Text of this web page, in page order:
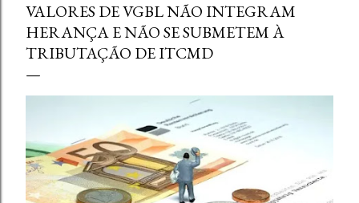
VALORES DE VGBL NÃO INTEGRAM
HERANÇA E NÃO SE SUBMETEM À
TRIBUTAÇÃO DE ITCMD